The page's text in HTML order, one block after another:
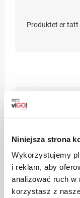
Niniejsza strona
Wykorzystujemy
i reklam, aby
analizować ruch w
korzystasz z
Produktet er tatt
Produktet er